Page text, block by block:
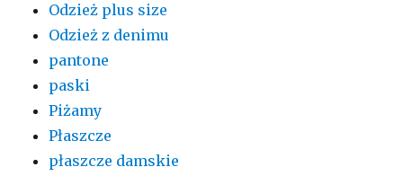
Odzież plus size
Odzież z denimu
pantone
paski
Piżamy
Płaszcze
płaszcze damskie